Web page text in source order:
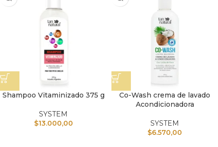
Shampoo Vitaminizado 375 g
SYSTEM
$13.000,00
Co-Wash crema de lavado
Acondicionadora
SYSTEM
$6.570,00